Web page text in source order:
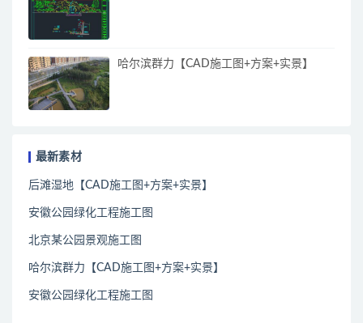
哈尔滨群力【CAD施工图+方案+实景】
最新素材
后滩湿地【CAD施工图+方案+实景】
安徽公园绿化工程施工图
北京某公园景观施工图
哈尔滨群力【CAD施工图+方案+实景】
安徽公园绿化工程施工图